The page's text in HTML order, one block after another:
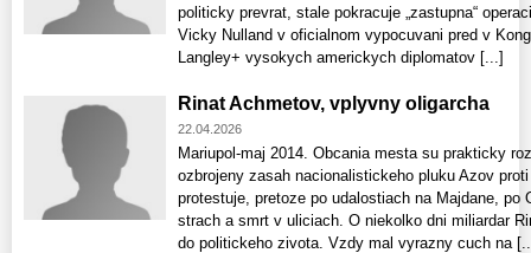
politicky prevrat, stale pokracuje „zastupna“
Vicky Nulland v oficialnom vypocuvani pred v
Langley+ vysokych americkych diplomatov [...]
Rinat Achmetov, vplyvny oligarcha
22.04.2026
Mariupol-maj 2014. Obcania mesta su prakticky
ozbrojeny zasah nacionalistickeho pluku Azov
protestuje, pretoze po udalostiach na Majdane, po
strach a smrt v uliciach. O niekolko dni miliardar
do politickeho zivota. Vzdy mal vyrazny cuch na